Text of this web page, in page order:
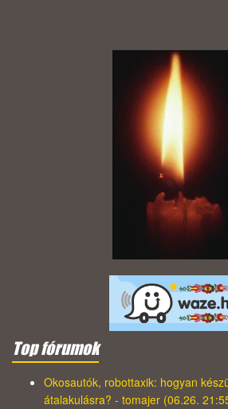
Top fórumok
Okosautók, robottaxik: hogyan
átalakulásra? - tomajer (06.26.